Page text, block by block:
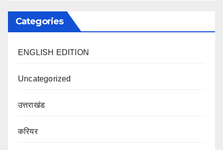
Categories
ENGLISH EDITION
Uncategorized
उत्तराखंड
करियर